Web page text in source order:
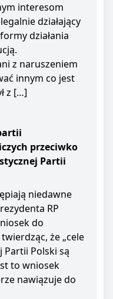
interesom
działający
działania
z naruszeniem
innym co jest
z […]
przeciwko
Partii
niedawne
RP
do
że „cele
Partii Polski są
to wniosek
nawiązuje do